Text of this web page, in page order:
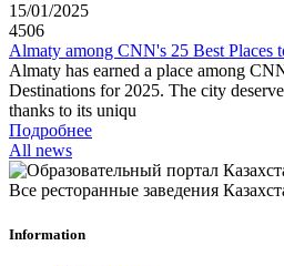
15/01/2025
4506
Almaty among CNN's 25 Best Places
Almaty has earned a place among
Destinations for 2025. The city
thanks to its uniqu
Подробнее
All news
Все ресторанные заведения
Information